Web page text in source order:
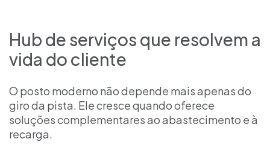
Hub de serviços que resolvem a
vida do cliente
O posto moderno não depende mais apenas do
giro da pista. Ele cresce quando oferece
soluções complementares ao abastecimento e à
recarga.